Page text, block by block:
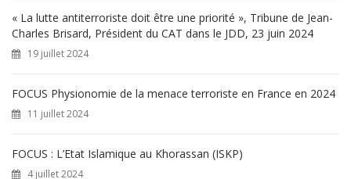
« La lutte antiterroriste doit être une priorité », Tribune de Jean-
Charles Brisard, Président du CAT dans le JDD, 23 juin 2024
19 juillet 2024
FOCUS Physionomie de la menace terroriste en France en 2024
11 juillet 2024
FOCUS : L’Etat Islamique au Khorassan (ISKP)
4 juillet 2024